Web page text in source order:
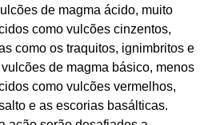
de magma ácido, muito
como vulcões cinzentos,
como os traquitos, ignimbritos e
de magma básico, menos
como vulcões vermelhos,
e as escorias basálticas.